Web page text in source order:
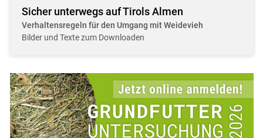
Sicher unterwegs auf Tirols Almen
Verhaltensregeln für den Umgang mit Weidevieh
Bilder und Texte zum Downloaden